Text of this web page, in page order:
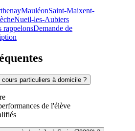
MauléonSaint-Maixent-
Nueil-les-Aubiers
rappelonsDemande de
particuliers à domicile ?
de l'élève